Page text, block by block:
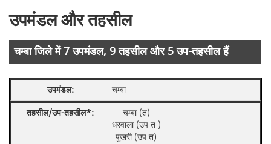
उपमंडल और तहसील
चम्बा जिले में 7 उपमंडल, 9 तहसील और 5 उप-तहसील हैं
चम्बा
चम्बा (त)
धरवाला (उप त )
पुखरी (उप त)